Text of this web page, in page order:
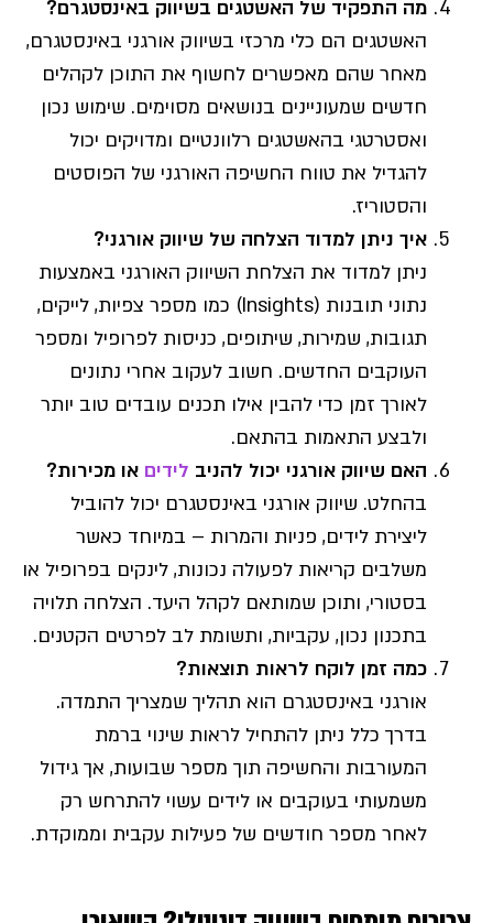
מה התפקיד של האשטגים בשיווק באינסטגרם?
האשטגים הם כלי מרכזי בשיווק אורגני באינסטגרם,
מאחר שהם מאפשרים לחשוף את התוכן לקהלים
חדשים שמעוניינים בנושאים מסוימים. שימוש נכון
ואסטרטגי בהאשטגים רלוונטיים ומדויקים יכול
להגדיל את טווח החשיפה האורגני של הפוסטים
והסטוריז.
איך ניתן למדוד הצלחה של שיווק אורגני?
ניתן למדוד את הצלחת השיווק האורגני באמצעות
נתוני תובנות (Insights) כמו מספר צפיות, לייקים,
תגובות, שמירות, שיתופים, כניסות לפרופיל ומספר
העוקבים החדשים. חשוב לעקוב אחרי נתונים
לאורך זמן כדי להבין אילו תכנים עובדים טוב יותר
ולבצע התאמות בהתאם.
האם שיווק אורגני יכול להניב לידים או מכירות?
בהחלט. שיווק אורגני באינסטגרם יכול להוביל
ליצירת לידים, פניות והמרות – במיוחד כאשר
משלבים קריאות לפעולה נכונות, לינקים בפרופיל או
בסטורי, ותוכן שמותאם לקהל היעד. הצלחה תלויה
בתכנון נכון, עקביות, ותשומת לב לפרטים הקטנים.
כמה זמן לוקח לראות תוצאות?
אורגני באינסטגרם הוא תהליך שמצריך התמדה.
בדרך כלל ניתן להתחיל לראות שינוי ברמת
המעורבות והחשיפה תוך מספר שבועות, אך גידול
משמעותי בעוקבים או לידים עשוי להתרחש רק
לאחר מספר חודשים של פעילות עקבית וממוקדת.